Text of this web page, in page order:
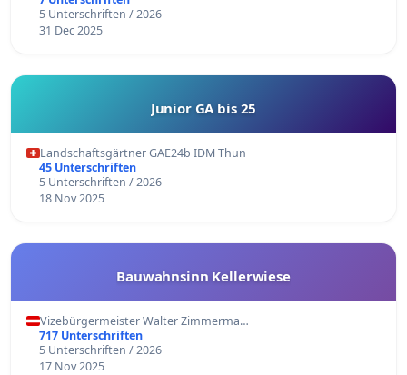
5 Unterschriften / 2026
31 Dec 2025
Junior GA bis 25
Landschaftsgärtner GAE24b IDM Thun
45 Unterschriften
5 Unterschriften / 2026
18 Nov 2025
Bauwahnsinn Kellerwiese
Vizebürgermeister Walter Zimmerma…
717 Unterschriften
5 Unterschriften / 2026
17 Nov 2025